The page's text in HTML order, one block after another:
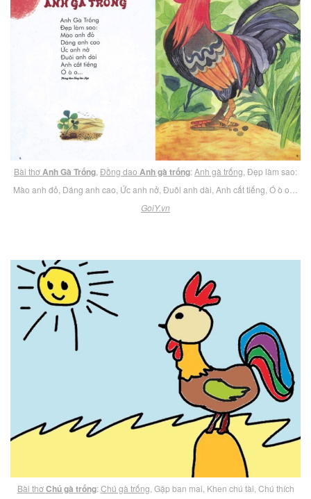
Bài thơAnh Gà Trống Đồng dao Anh gà trống:Anh gà trống , Đẹp làm sao:
Mào anh đỏ, Dáng anh cao, Ức anh nở, Đuôi anh dài, Anh cất tiếng, Ó ò o…
GoiY.vn
Bài thơChú gà trống:Chú gà trống , Gặp ban mai, Khen chú tài, Chú thích